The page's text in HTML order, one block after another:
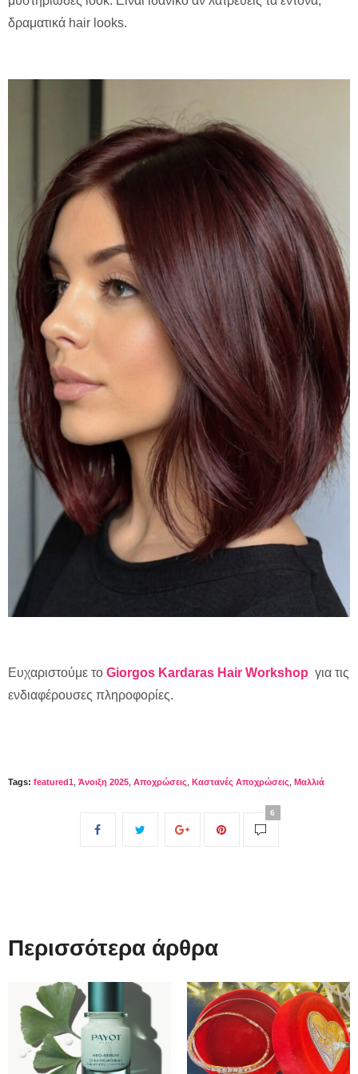
δραματικά hair looks.
Ευχαριστούμε το Giorgos Kardaras Hair Workshop για τις
ενδιαφέρουσες πληροφορίες.
Tags: featured1 Άνοιξη 2025 Αποχρώσεις Καστανές Αποχρώσεις Μαλλιά
6
Περισσότερα άρθρα